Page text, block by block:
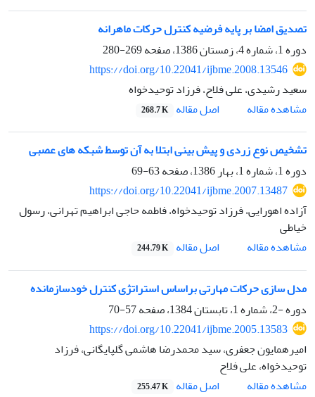
تصدیق امضا بر پایه فرضیه کنترل حرکات ماهرانه
دوره 1، شماره 4، زمستان 1386، صفحه
269-280
https://doi.org/10.22041/ijbme.2008.13546
سعید رشیدی، علی فلاح، فرزاد توحیدخواه
مشاهده مقاله
اصل مقاله 268.7 K
تشخیص نوع زردی و پیش بینی ابتلا به آن توسط شبکه های عصبی
دوره 1، شماره 1، بهار 1386، صفحه
63-69
https://doi.org/10.22041/ijbme.2007.13487
آزاده اهورایی، فرزاد توحیدخواه، فاطمه حاجی ابراهیم تهرانی، رسول
خیاطی
مشاهده مقاله
اصل مقاله 244.79 K
مدل سازی حرکات مهارتی براساس استراتژی کنترل خودسازمانده
دوره -2، شماره 1، تابستان 1384، صفحه
57-70
https://doi.org/10.22041/ijbme.2005.13583
امیرهمایون جعفری، سید محمدرضا هاشمی گلپایگانی، فرزاد
توحیدخواه، علی فلاح
مشاهده مقاله
اصل مقاله 255.47 K